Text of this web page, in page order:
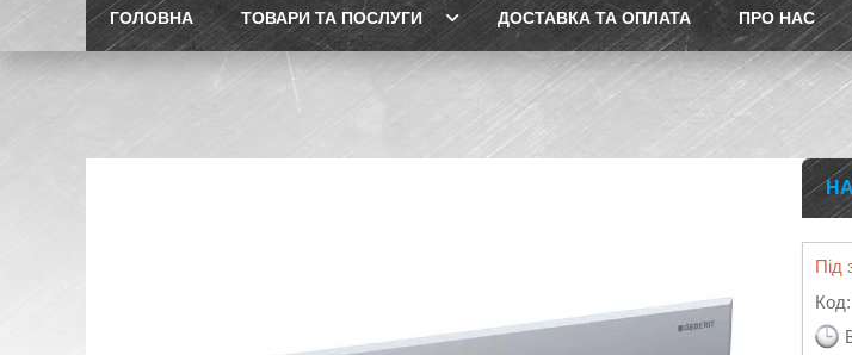
ГОЛОВНА ТОВАРИ ТА ПОСЛУГИ ДОСТАВКА ТА ОПЛАТА ПРО НАС
Під
Код: